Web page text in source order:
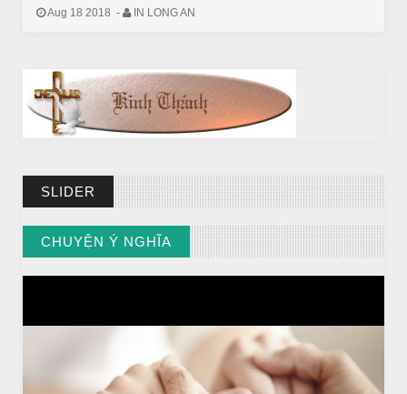
Aug 18 2018 - IN LONG AN
SLIDER
CHUYỆN Ý NGHĨA
// VIEW MORE BY CHUYỆN Ý NGHĨA
CHUYỆN Ý NGHĨA
Chuyen Y Nghia: Thien Chua Luon Tha Thu